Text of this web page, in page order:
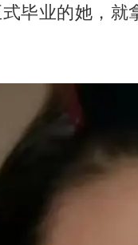
毕业的她，就